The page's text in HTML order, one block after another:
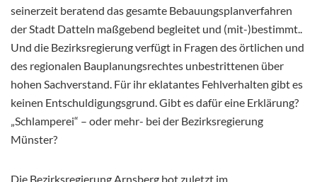
seinerzeit beratend das gesamte Bebauungsplanverfahren
der Stadt Datteln maßgebend begleitet und (mit-)bestimmt..
Und die Bezirksregierung verfügt in Fragen des örtlichen und
des regionalen Bauplanungsrechtes unbestrittenen über
hohen Sachverstand. Für ihr eklatantes Fehlverhalten gibt es
keinen Entschuldigungsgrund. Gibt es dafür eine Erklärung?
„Schlamperei“ – oder mehr- bei der Bezirksregierung
Münster?
Die Bezirksregierung Arnsberg bot zuletzt im